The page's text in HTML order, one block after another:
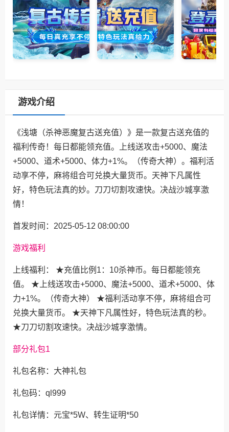
游戏介绍
《浅塘（杀神恶魔复古送充值）》是一款复古送充值的
福利传奇！每日都能领充值。上线送攻击+5000、魔法
+5000、道术+5000、体力+1%。（传奇大神）。福利活
动享不停，麻将组合可兑换大量货币。天神下凡属性
好，特色玩法真的妙。刀刀切割攻速快。决战沙城享激
情！
首发时间：2025-05-12 08:00:00
游戏福利
上线福利： ★充值比例1：10杀神币。每日都能领充
值。 ★上线送攻击+5000、魔法+5000、道术+5000、体
力+1%。（传奇大神） ★福利活动享不停，麻将组合可
兑换大量货币。 ★天神下凡属性好，特色玩法真的秒。
★刀刀切割攻速快。决战沙城享激情。
部分礼包1
礼包名称：大神礼包
礼包码：ql999
礼包详情：元宝*5W、转生证明*50